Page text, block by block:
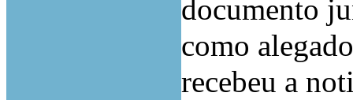
documento
como
recebeu a